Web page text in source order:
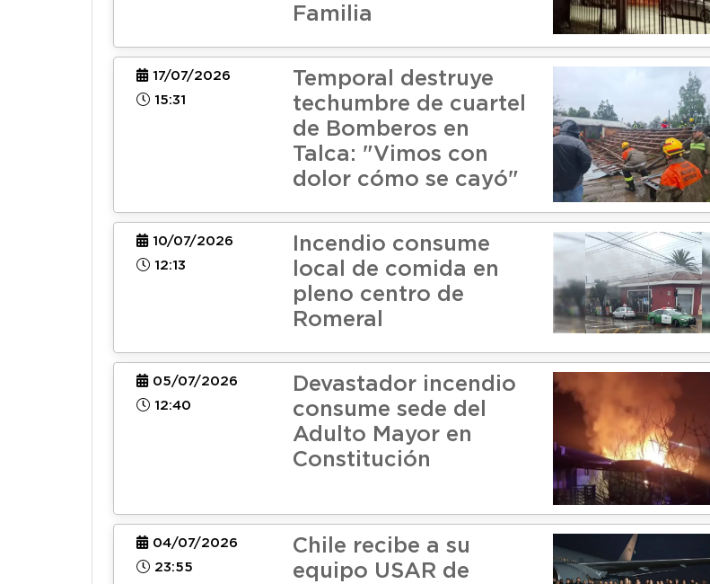
Familia
17/07/2026
15:31
Temporal destruye
techumbre de cuartel
de Bomberos en
Talca: "Vimos con
dolor cómo se cayó"
10/07/2026
12:13
Incendio consume
local de comida en
pleno centro de
Romeral
05/07/2026
12:40
Devastador incendio
consume sede del
Adulto Mayor en
Constitución
04/07/2026
23:55
Chile recibe a su
equipo USAR de